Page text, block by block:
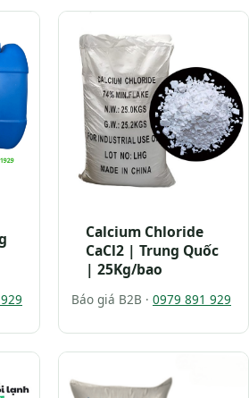
Calcium Chloride
CaCl2 | Trung Quốc
| 25Kg/bao
Báo giá B2B · 0979 891 929